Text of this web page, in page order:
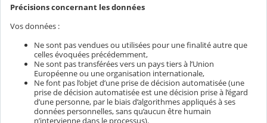
Précisions concernant les données
Vos données :
Ne sont pas vendues ou utilisées pour une finalité autre que
celles évoquées précédemment,
Ne sont pas transférées vers un pays tiers à l’Union
Européenne ou une organisation internationale,
Ne font pas l’objet d’une prise de décision automatisée (une
prise de décision automatisée est une décision prise à l’égard
d’une personne, par le biais d’algorithmes appliqués à ses
données personnelles, sans qu’aucun être humain